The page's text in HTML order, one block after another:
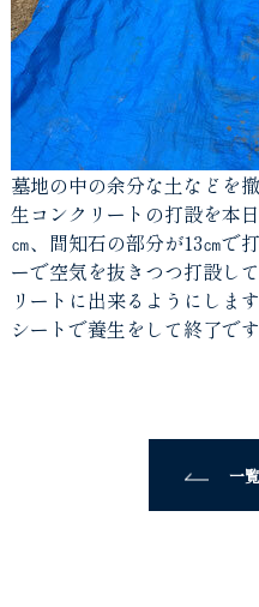
墓地の中の余分な土などを
生コンクリートの打設を本
㎝、間知石の部分が13㎝で
ーで空気を抜きつつ打設し
リートに出来るようにします
シートで養生をして終了です
一